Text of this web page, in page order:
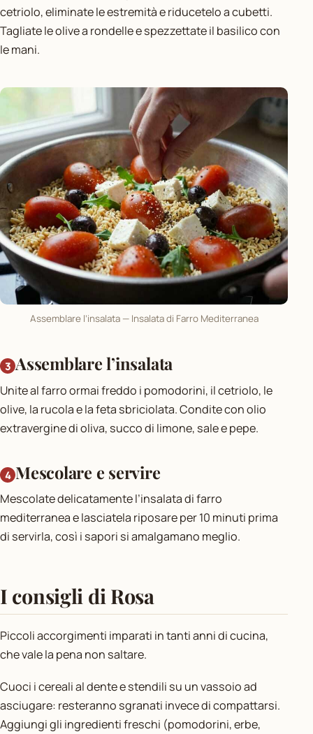
cetriolo, eliminate le estremità e riducetelo a cubetti.
Tagliate le olive a rondelle e spezzettate il basilico con
le mani.
Assemblare l’insalata — Insalata di Farro Mediterranea
Assemblare l’insalata
Unite al farro ormai freddo i pomodorini, il cetriolo, le
olive, la rucola e la feta sbriciolata. Condite con olio
extravergine di oliva, succo di limone, sale e pepe.
Mescolare e servire
Mescolate delicatamente l’insalata di farro
mediterranea e lasciatela riposare per 10 minuti prima
di servirla, così i sapori si amalgamano meglio.
I consigli di Rosa
Piccoli accorgimenti imparati in tanti anni di cucina,
che vale la pena non saltare.
Cuoci i cereali al dente e stendili su un vassoio ad
asciugare: resteranno sgranati invece di compattarsi.
Aggiungi gli ingredienti freschi (pomodorini, erbe,